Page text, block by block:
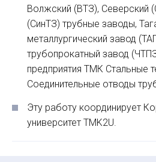
Волжский (ВТЗ), Северский
(СинТЗ) трубные заводы,
металлургический завод
трубопрокатный завод
предприятия ТМК Стальные
Соединительные отводы
Эту работу координирует
университет TMK2U.